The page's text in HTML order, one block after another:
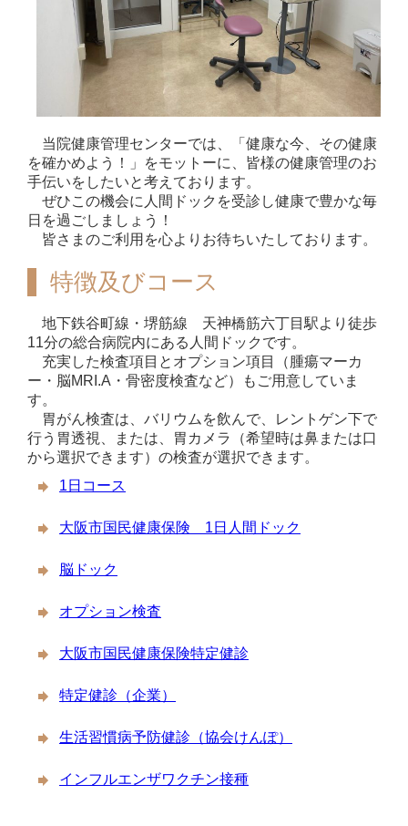
当院健康管理センターでは、「健康な今、その健康
を確かめよう！」をモットーに、皆様の健康管理のお
手伝いをしたいと考えております。
ぜひこの機会に人間ドックを受診し健康で豊かな毎
日を過ごしましょう！
皆さまのご利用を心よりお待ちいたしております。
特徴及びコース
地下鉄谷町線・堺筋線 天神橋筋六丁目駅より徒歩
11分の総合病院内にある人間ドックです。
充実した検査項目とオプション項目（腫瘍マーカ
ー・脳MRI.A・骨密度検査など）もご用意していま
す。
胃がん検査は、バリウムを飲んで、レントゲン下で
行う胃透視、または、胃カメラ（希望時は鼻または口
から選択できます）の検査が選択できます。
1日コース
大阪市国民健康保険 1日人間ドック
脳ドック
オプション検査
大阪市国民健康保険特定健診
特定健診（企業）
生活習慣病予防健診（協会けんぽ）
インフルエンザワクチン接種